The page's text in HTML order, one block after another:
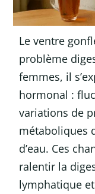
Le ventre
problème
femmes, il
hormonal :
variations de
métaboliques
d’eau. Ces
ralentir la
lymphatique